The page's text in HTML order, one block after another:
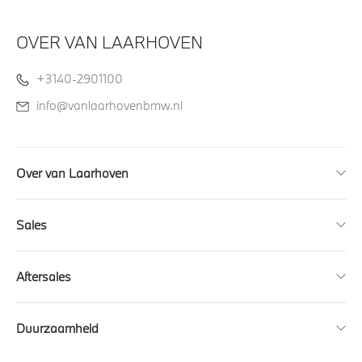
OVER VAN LAARHOVEN
+3140-2901100
info@vanlaarhovenbmw.nl
Over van Laarhoven
Sales
Aftersales
Duurzaamheid